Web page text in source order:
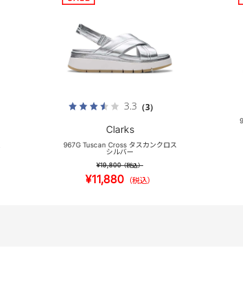
3.3 （3）
Clarks
967G Tuscan Cross タスカンクロス
シルバー
¥19,800（税込）
¥11,880 （税込）